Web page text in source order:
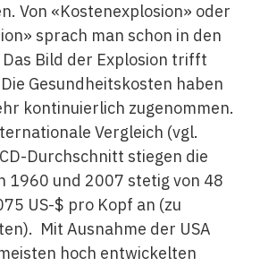
Von «Kostenexplosion» oder
sprach man schon in den
Bild der Explosion trifft
Gesundheitskosten haben
kontinuierlich zugenommen.
Vergleich (vgl.
Durchschnitt stiegen die
1960 und 2007 stetig von 48
US-$ pro Kopf an (zu
Mit Ausnahme der USA
hoch entwickelten